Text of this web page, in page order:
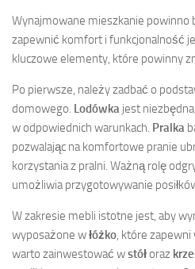
Wynajmowane mieszkanie powinno
zapewnić komfort i funkcjonalność
kluczowe elementy, które powinny
Po pierwsze, należy zadbać o
domowego. Lodówka jest
w odpowiednich warunkach. Pralka
pozwalając na komfortowe pranie
korzystania z pralni. Ważną rolę
umożliwia przygotowywanie
W zakresie mebli istotne jest, aby
wyposażone włóżko, które zapewni
warto zainwestować wstółoraz